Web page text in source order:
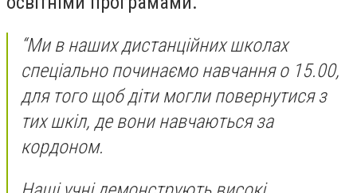
“Ми в наших дистанційних школах
спеціально починаємо навчання о 15.00,
для того щоб діти могли повернутися з
тих шкіл, де вони навчаються за
кордоном.